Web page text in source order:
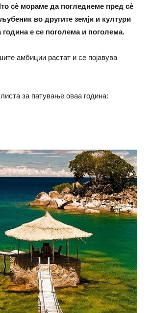
сè мораме да погледнеме пред сè
во другите земји и култури
година е се поголема и поголема.
амбиции растат и се појавува
за патување оваа година: